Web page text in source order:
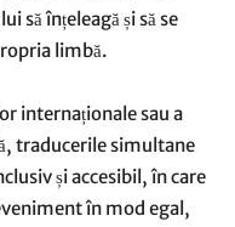
să înțeleagă și să se
limbă.
internaționale sau a
traducerile simultane
și accesibil, în care
în mod egal,